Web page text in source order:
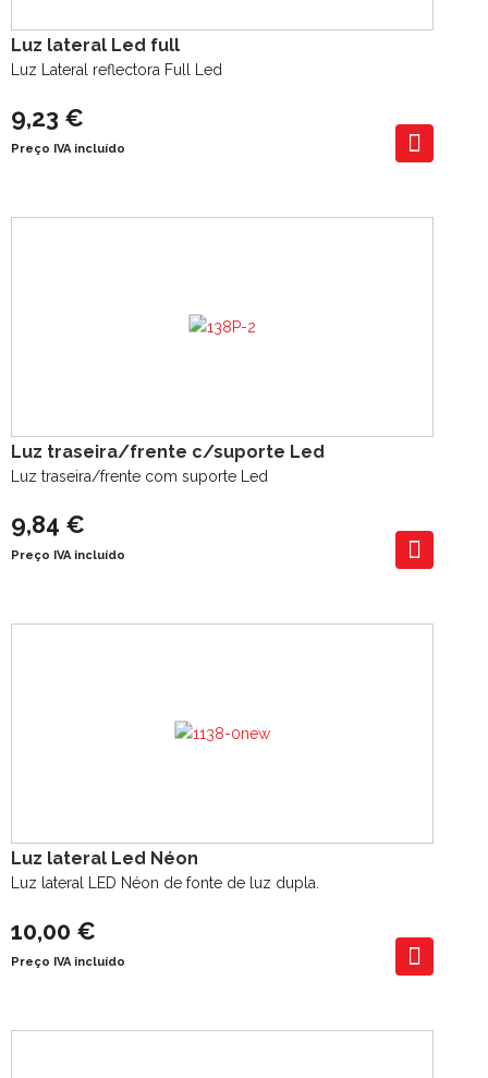
Luz lateral Led full
Luz Lateral reflectora Full Led
9,23 €
Preço IVA incluído
Luz traseira/frente c/suporte Led
Luz traseira/frente com suporte Led
9,84 €
Preço IVA incluído
Luz lateral Led Néon
Luz lateral LED Néon de fonte de luz dupla.
10,00 €
Preço IVA incluído